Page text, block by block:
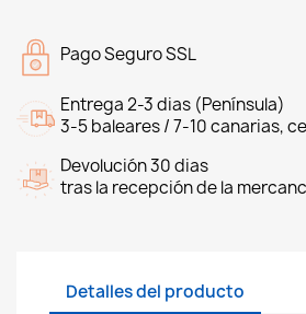
Pago Seguro SSL
Entrega 2-3 dias (Península)
3-5 baleares / 7-10 canarias,
Devolución 30 dias
tras la recepción de la
Detalles del producto